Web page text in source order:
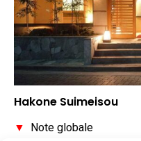
Hakone Suimeisou
▼ Note globale